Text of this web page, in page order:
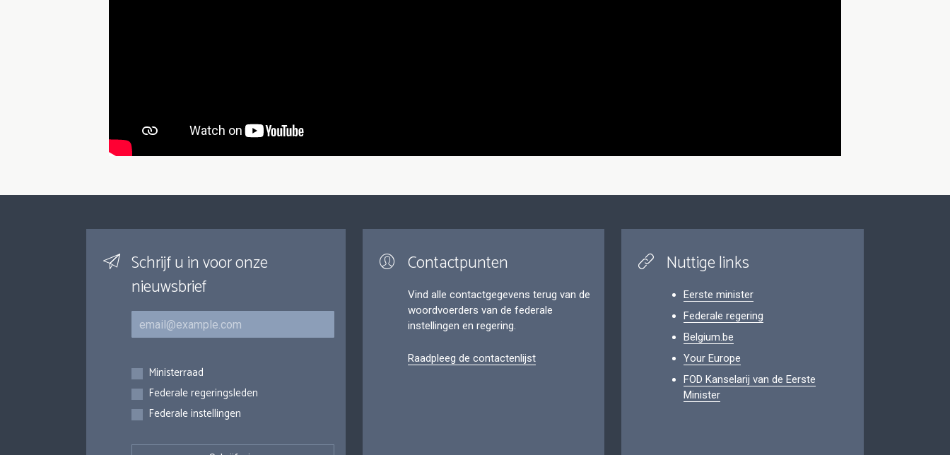
Schrijf u in voor onze
nieuwsbrief
E-mail
Inschrijvingen
Ministerraad
Federale regeringsleden
Federale instellingen
Contactpunten
Vind alle contactgegevens terug van de
woordvoerders van de federale
instellingen en regering.
Raadpleeg de contactenlijst
Nuttige links
Eerste minister
Federale regering
Belgium.be
Your Europe
FOD Kanselarij van de Eerste
Minister